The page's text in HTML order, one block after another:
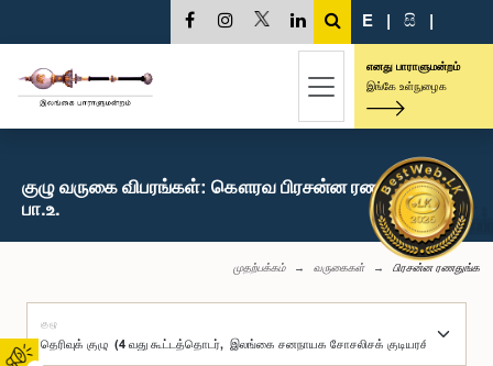
E | සි |
எனது பாராளுமன்றம்
இங்கே உள்நுழைக
குழு வருகை விபரங்கள்: கௌரவ பிரசன்ன ரணதுங்க,
பா.உ.
முதற்பக்கம் வருகைகள் பிரசன்ன ரணதுங்க
குழு